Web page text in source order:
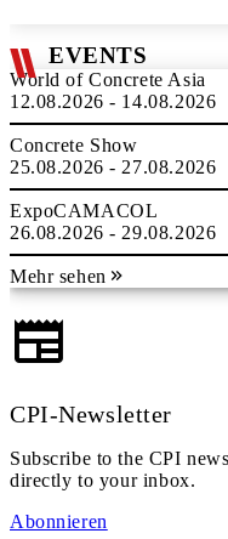
EVENTS
World of Concrete Asia
12.08.2026 - 14.08.2026
Concrete Show
25.08.2026 - 27.08.2026
ExpoCAMACOL
26.08.2026 - 29.08.2026
Mehr sehen
CPI-Newsletter
Subscribe to the CPI
directly to your inbox.
Abonnieren